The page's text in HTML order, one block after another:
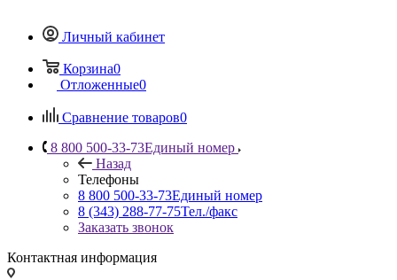
Личный кабинет
Корзина0
Отложенные0
Сравнение товаров0
8 800 500-33-73Единый номер
Назад
Телефоны
8 800 500-33-73Единый номер
8 (343) 288-77-75Тел./факс
Заказать звонок
Контактная информация